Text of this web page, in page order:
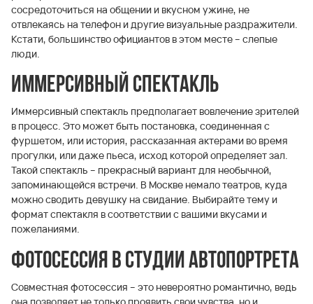
сосредоточиться на общении и вкусном ужине, не
отвлекаясь на телефон и другие визуальные раздражители.
Кстати, большинство официантов в этом месте – слепые
люди.
Иммерсивный спектакль
Иммерсивный спектакль предполагает вовлечение зрителей
в процесс. Это может быть постановка, соединенная с
фуршетом, или история, рассказанная актерами во время
прогулки, или даже пьеса, исход которой определяет зал.
Такой спектакль – прекрасный вариант для необычной,
запоминающейся встречи. В Москве немало театров, куда
можно сводить девушку на свидание. Выбирайте тему и
формат спектакля в соответствии с вашими вкусами и
пожеланиями.
Фотосессия в студии автопортрета
Совместная фотосессия – это невероятно романтично, ведь